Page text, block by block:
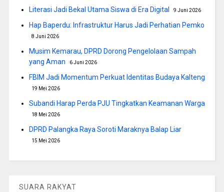
Literasi Jadi Bekal Utama Siswa di Era Digital 9 Juni 2026
Hap Baperdu: Infrastruktur Harus Jadi Perhatian Pemko
8 Juni 2026
Musim Kemarau, DPRD Dorong Pengelolaan Sampah
yang Aman
6 Juni 2026
FBIM Jadi Momentum Perkuat Identitas Budaya Kalteng
19 Mei 2026
Subandi Harap Perda PJU Tingkatkan Keamanan Warga
18 Mei 2026
DPRD Palangka Raya Soroti Maraknya Balap Liar
15 Mei 2026
SUARA RAKYAT